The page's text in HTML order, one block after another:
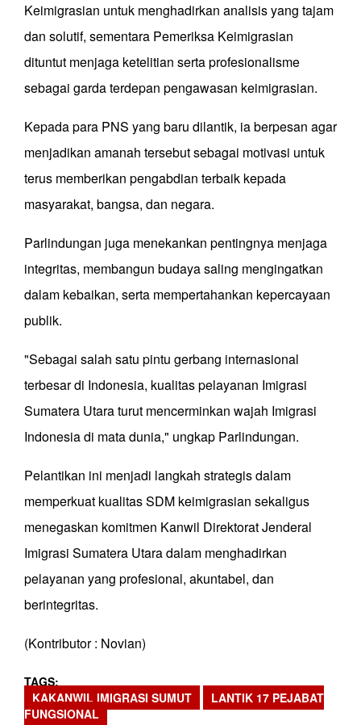
Keimigrasian untuk menghadirkan analisis yang tajam
dan solutif, sementara Pemeriksa Keimigrasian
dituntut menjaga ketelitian serta profesionalisme
sebagai garda terdepan pengawasan keimigrasian.
Kepada para PNS yang baru dilantik, ia berpesan agar
menjadikan amanah tersebut sebagai motivasi untuk
terus memberikan pengabdian terbaik kepada
masyarakat, bangsa, dan negara.
Parlindungan juga menekankan pentingnya menjaga
integritas, membangun budaya saling mengingatkan
dalam kebaikan, serta mempertahankan kepercayaan
publik.
"Sebagai salah satu pintu gerbang internasional
terbesar di Indonesia, kualitas pelayanan Imigrasi
Sumatera Utara turut mencerminkan wajah Imigrasi
Indonesia di mata dunia," ungkap Parlindungan.
Pelantikan ini menjadi langkah strategis dalam
memperkuat kualitas SDM keimigrasian sekaligus
menegaskan komitmen Kanwil Direktorat Jenderal
Imigrasi Sumatera Utara dalam menghadirkan
pelayanan yang profesional, akuntabel, dan
berintegritas.
(Kontributor : Novian)
TAGS
KAKANWIL IMIGRASI SUMUT
LANTIK 17 PEJABAT
FUNGSIONAL